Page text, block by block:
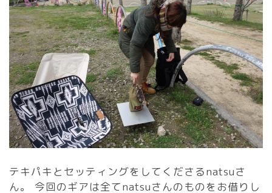
テキパキとセッティングをしてくださるnatsuさ
ん。 今回のギアは全てnatsuさんのものをお借りし